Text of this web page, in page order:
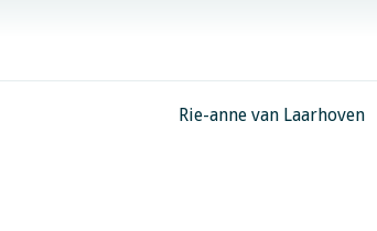
Rie-anne van Laarhoven